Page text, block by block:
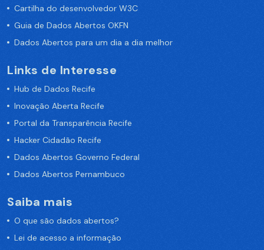
Cartilha do desenvolvedor W3C
Guia de Dados Abertos OKFN
Dados Abertos para um dia a dia melhor
Links de Interesse
Hub de Dados Recife
Inovação Aberta Recife
Portal da Transparência Recife
Hacker Cidadão Recife
Dados Abertos Governo Federal
Dados Abertos Pernambuco
Saiba mais
O que são dados abertos?
Lei de acesso a informação